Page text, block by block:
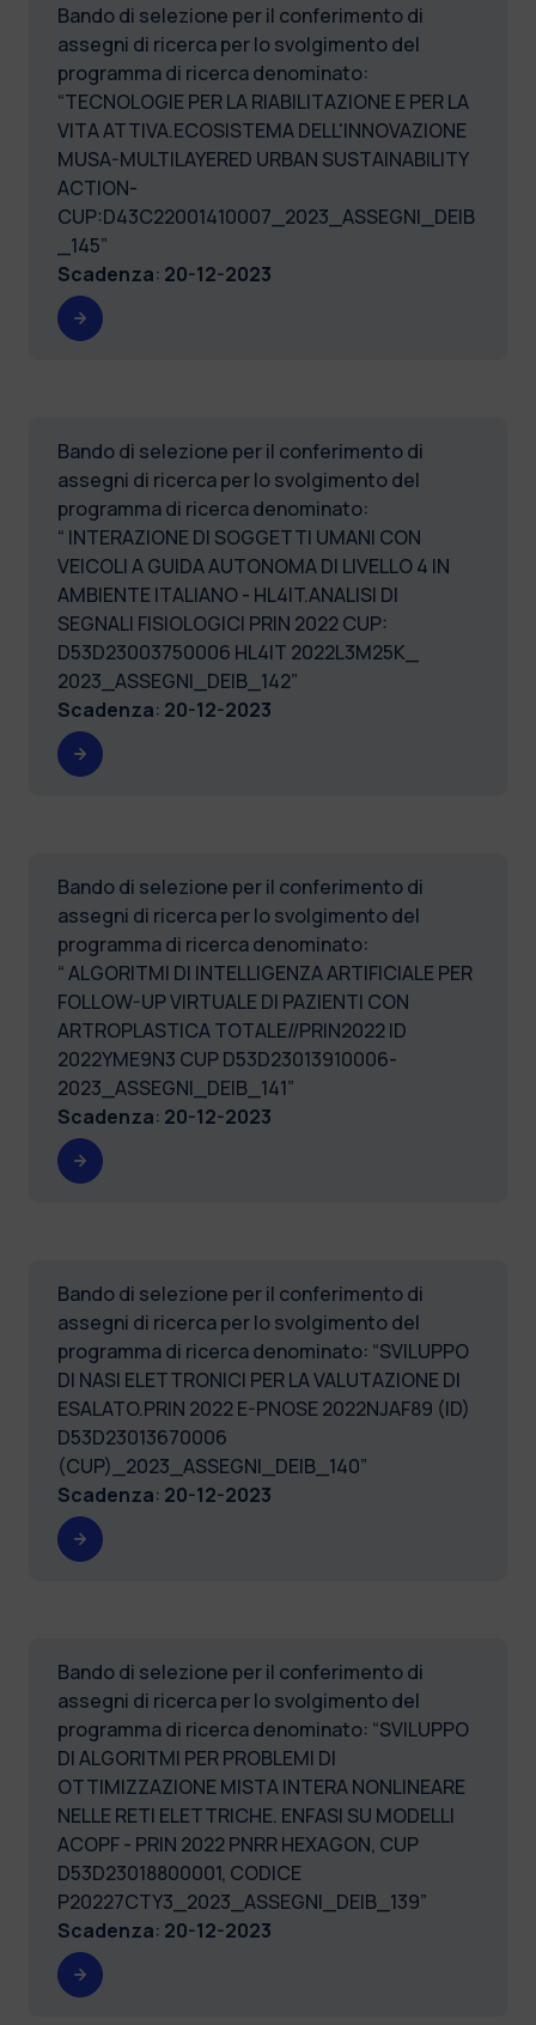
Bando di selezione per il conferimento di
assegni di ricerca per lo svolgimento del
programma di ricerca denominato:
“TECNOLOGIE PER LA RIABILITAZIONE E PER LA
VITA ATTIVA.ECOSISTEMA DELL'INNOVAZIONE
MUSA-MULTILAYERED URBAN SUSTAINABILITY
ACTION-
CUP:D43C22001410007_2023_ASSEGNI_DEIB
_145”
Scadenza: 20-12-2023
Bando di selezione per il conferimento di
assegni di ricerca per lo svolgimento del
programma di ricerca denominato:
“ INTERAZIONE DI SOGGETTI UMANI CON
VEICOLI A GUIDA AUTONOMA DI LIVELLO 4 IN
AMBIENTE ITALIANO - HL4IT.ANALISI DI
SEGNALI FISIOLOGICI PRIN 2022 CUP:
D53D23003750006 HL4IT 2022L3M25K_
2023_ASSEGNI_DEIB_142”
Scadenza: 20-12-2023
Bando di selezione per il conferimento di
assegni di ricerca per lo svolgimento del
programma di ricerca denominato:
“ ALGORITMI DI INTELLIGENZA ARTIFICIALE PER
FOLLOW-UP VIRTUALE DI PAZIENTI CON
ARTROPLASTICA TOTALE//PRIN2022 ID
2022YME9N3 CUP D53D23013910006-
2023_ASSEGNI_DEIB_141”
Scadenza: 20-12-2023
Bando di selezione per il conferimento di
assegni di ricerca per lo svolgimento del
programma di ricerca denominato: “SVILUPPO
DI NASI ELETTRONICI PER LA VALUTAZIONE DI
ESALATO.PRIN 2022 E-PNOSE 2022NJAF89 (ID)
D53D23013670006
(CUP)_2023_ASSEGNI_DEIB_140”
Scadenza: 20-12-2023
Bando di selezione per il conferimento di
assegni di ricerca per lo svolgimento del
programma di ricerca denominato: “SVILUPPO
DI ALGORITMI PER PROBLEMI DI
OTTIMIZZAZIONE MISTA INTERA NONLINEARE
NELLE RETI ELETTRICHE. ENFASI SU MODELLI
ACOPF - PRIN 2022 PNRR HEXAGON, CUP
D53D23018800001, CODICE
P20227CTY3_2023_ASSEGNI_DEIB_139”
Scadenza: 20-12-2023